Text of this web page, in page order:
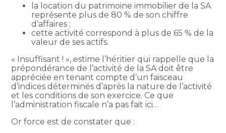
la location du patrimoine immobilier de la SA
représente plus de 80 % de son chiffre
d’affaires ;
cette activité correspond à plus de 65 % de la
valeur de ses actifs.
« Insuffisant ! », estime l’héritier qui rappelle que la
prépondérance de l’activité de la SA doit être
appréciée en tenant compte d’un faisceau
d’indices déterminés d’après la nature de l’activité
et les conditions de son exercice. Ce que
l’administration fiscale n’a pas fait ici…
Or force est de constater que :